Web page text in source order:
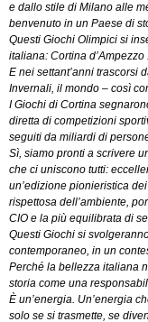
e dallo stile di Milano alle
benvenuto in un Paese di
Questi Giochi Olimpici si
italiana: Cortina
E nei settant’anni trascorsi
Invernali, il mondo – così
I Giochi di Cortina
diretta di competizioni
seguiti da miliardi di
Sì, siamo pronti a scrivere
che ci uniscono tutti:
un’edizione pionieristica
rispettosa dell’ambiente,
CIO e la più equilibrata di
Questi Giochi si
contemporaneo, in un
Perché la bellezza italiana
storia come una
È un’energia. Un’energia
solo se si trasmette, se